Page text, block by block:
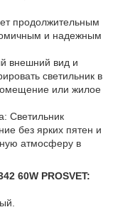
продолжительным
и надежным
внешний вид и
светильник в
или жилое
Светильник
без ярких пятен и
атмосферу в
60W PROSVET: